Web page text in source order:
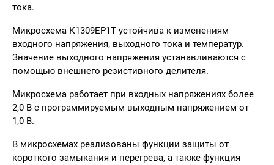
тока.
Микросхема К1309ЕР1Т устойчива к изменениям
входного напряжения, выходного тока и температур.
Значение выходного напряжения устанавливаются с
помощью внешнего резистивного делителя.
Микросхема работает при входных напряжениях более
2,0 В с программируемым выходным напряжением от
1,0 В.
В микросхемах реализованы функции защиты от
короткого замыкания и перегрева, а также функция